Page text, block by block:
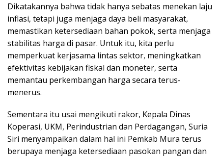
Dikatakannya bahwa tidak hanya sebatas menekan laju
inflasi, tetapi juga menjaga daya beli masyarakat,
memastikan ketersediaan bahan pokok, serta menjaga
stabilitas harga di pasar. Untuk itu, kita perlu
memperkuat kerjasama lintas sektor, meningkatkan
efektivitas kebijakan fiskal dan moneter, serta
memantau perkembangan harga secara terus-
menerus.
Sementara itu usai mengikuti rakor, Kepala Dinas
Koperasi, UKM, Perindustrian dan Perdagangan, Suria
Siri menyampaikan dalam hal ini Pemkab Mura terus
berupaya menjaga ketersediaan pasokan pangan dan